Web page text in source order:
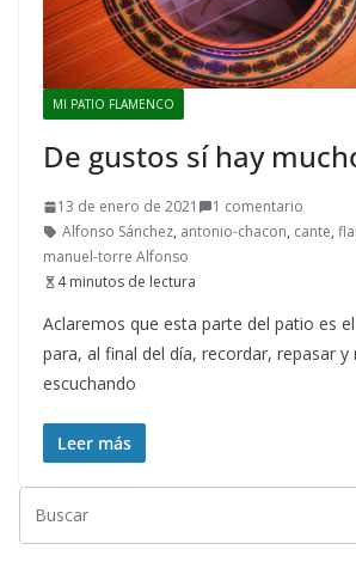
MI PATIO FLAMENCO
De gustos sí hay
13 de enero de 2021
1 comentario
Alfonso Sánchez, antonio-chacon, cante,
manuel-torre Alfonso
4 minutos de lectura
Aclaremos que esta parte del patio es
para, al final del día, recordar, repasar y
escuchando
Leer más